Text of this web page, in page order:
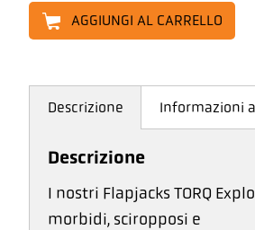
AGGIUNGI AL CARRELLO
Descrizione Informazioni
Descrizione
I nostri Flapjacks TORQ
morbidi, sciropposi e